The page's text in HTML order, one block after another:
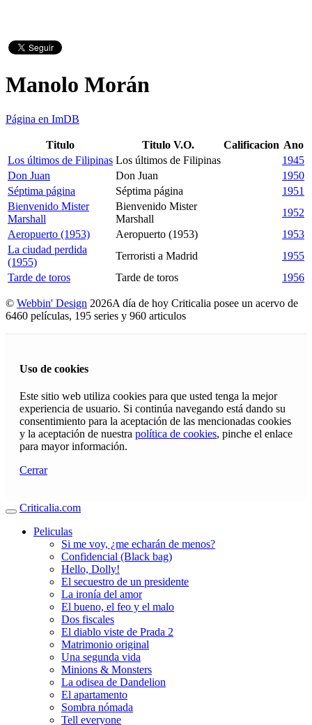
Manolo Morán
Página en ImDB
Titulo Titulo V.O. Calificacion Ano
Los últimos de Filipinas Los últimos de Filipinas
1945
Don Juan
Don Juan
1950
Séptima página
Séptima página
1951
Bienvenido Mister
Marshall
Bienvenido Mister
Marshall
1952
Aeropuerto (1953)
Aeropuerto (1953)
1953
La ciudad perdida
(1955)
Terroristi a Madrid
1955
Tarde de toros
Tarde de toros 1956
© Webbin' Design 2026A día de hoy Criticalia posee un acervo de
6460 películas, 195 series y 960 articulos
Uso de cookies
Este sitio web utiliza cookies para que usted tenga la mejor
experiencia de usuario. Si continúa navegando está dando su
consentimiento para la aceptación de las mencionadas cookies
y la aceptación de nuestra política de cookies, pinche el enlace
para mayor información.
Cerrar
Criticalia.com
Peliculas
Si me voy, ¿me echarán de menos?
Confidencial (Black bag)
Hello, Dolly!
El secuestro de un presidente
La ironía del amor
El bueno, el feo y el malo
Dos fiscales
El diablo viste de Prada 2
Matrimonio original
Una segunda vida
Minions & Monsters
La odisea de Dandelion
El apartamento
Sombra nómada
Tell everyone